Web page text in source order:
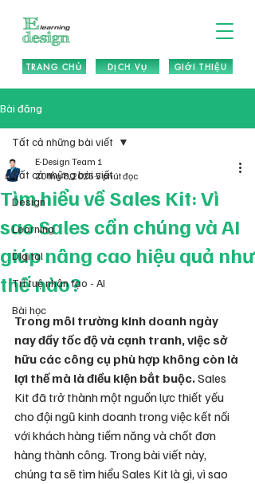
TRANG CHỦ DỊCH VỤ GIỚI THIỆU
Bài đăng
Tất cả những bài viết
Design
Learning
Digital
Trí tuệ nhân tạo - AI
Bài học
Tất cả những bài viết
Tìm hiểu về Sales Kit: Vì
sao Sales cần chúng và AI
giúp nâng cao hiệu quả như
thế nào?
E-Design Team 1
20 thg 8, 2025 5 phút đọc
Trong môi trường kinh doanh ngày
nay đầy tốc độ và cạnh tranh, việc sở
hữu các công cụ phù hợp không còn là
lợi thế mà là điều kiện bắt buộc. Sales
Kit đã trở thành một nguồn lực thiết yếu
cho đội ngũ kinh doanh trong việc kết nối
với khách hàng tiềm năng và chốt đơn
hàng thành công. Trong bài viết này,
chúng ta sẽ tìm hiểu Sales Kit là gì, vì sao